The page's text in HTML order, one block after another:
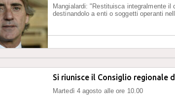
Mangialardi: "Restituisca integralmente il
destinandolo a enti o soggetti operanti
Si riunisce il Consiglio regionale
Martedì 4 agosto alle ore 10.00